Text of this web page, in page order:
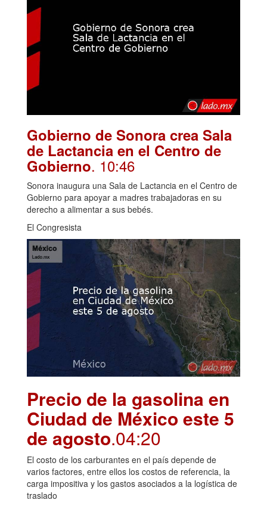
Gobierno de Sonora crea Sala
de Lactancia en el Centro de
Gobierno. 10:46
Sonora inaugura una Sala de Lactancia en el Centro de
Gobierno para apoyar a madres trabajadoras en su
derecho a alimentar a sus bebés.
El Congresista
Precio de la gasolina en
Ciudad de México este 5
de agosto.04:20
El costo de los carburantes en el país depende de
varios factores, entre ellos los costos de referencia, la
carga impositiva y los gastos asociados a la logística de
traslado